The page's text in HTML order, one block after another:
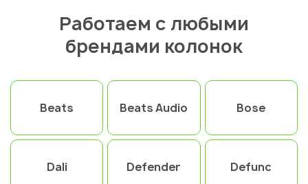
Работаем с любыми
брендами колонок
Beats Beats Audio Bose
Dali Defender Defunc